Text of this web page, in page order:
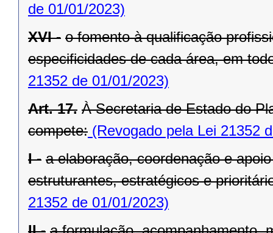
de 01/01/2023)
XVI - o fomento à qualificação
especificidades de cada área, em
21352 de 01/01/2023)
Art. 17. À Secretaria de Estado do
compete: (Revogado pela Lei 21352
I - a elaboração, coordenação e
estruturantes, estratégicos e
21352 de 01/01/2023)